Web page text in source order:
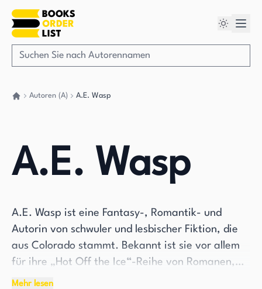
Autoren (A) A.E. Wasp
A.E. Wasp
A.E. Wasp ist eine Fantasy-, Romantik- und
Autorin von schwuler und lesbischer Fiktion, die
aus Colorado stammt. Bekannt ist sie vor allem
für ihre „Hot Off the Ice“-Reihe von Romanen,
die bei Leserinnen und Lesern großen Anklang
Mehr lesen